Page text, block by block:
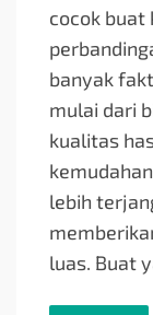
cocok buat
banyak
mulai dari
kualitas
lebih
luas. Buat